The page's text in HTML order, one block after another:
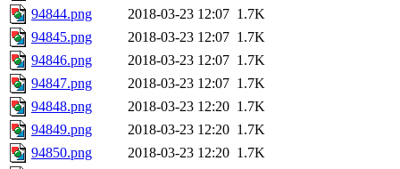
94844.png
2018-03-23 12:07 1.7K
94845.png
2018-03-23 12:07 1.7K
94846.png
2018-03-23 12:07 1.7K
94847.png
2018-03-23 12:07 1.7K
94848.png
2018-03-23 12:20 1.7K
94849.png
2018-03-23 12:20 1.7K
94850.png
2018-03-23 12:20 1.7K